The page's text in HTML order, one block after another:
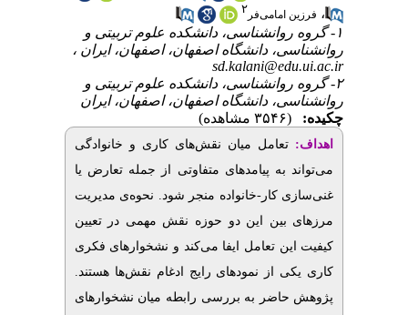
، فرزین امامی‌فر ۲
۱- گروه روانشناسی، دانشکده علوم تربیتی و
روانشناسی، دانشگاه اصفهان، اصفهان، ایران ،
sd.kalani@edu.ui.ac.ir
۲- گروه روانشناسی، دانشکده علوم تربیتی و
روانشناسی، دانشگاه اصفهان، اصفهان، ایران
چکیده:
(۳۵۴۶ مشاهده)
هداف: تعامل میان نقش‌های کاری و خانوادگی
می‌تواند به پیامدهای متفاوتی از جمله تعارض یا
غنی‌سازی کار-خانواده منجر شود. نحوه‌ی مدیریت
مرزهای بین این دو حوزه نقش مهمی در تعیین
کیفیت این تعامل ایفا می‌کند و نشخوارهای فکری
کاری یکی از نمودهای رایج ادغام نقش‌ها هستند.
پژوهش حاضر به بررسی رابطه میان نشخوارهای